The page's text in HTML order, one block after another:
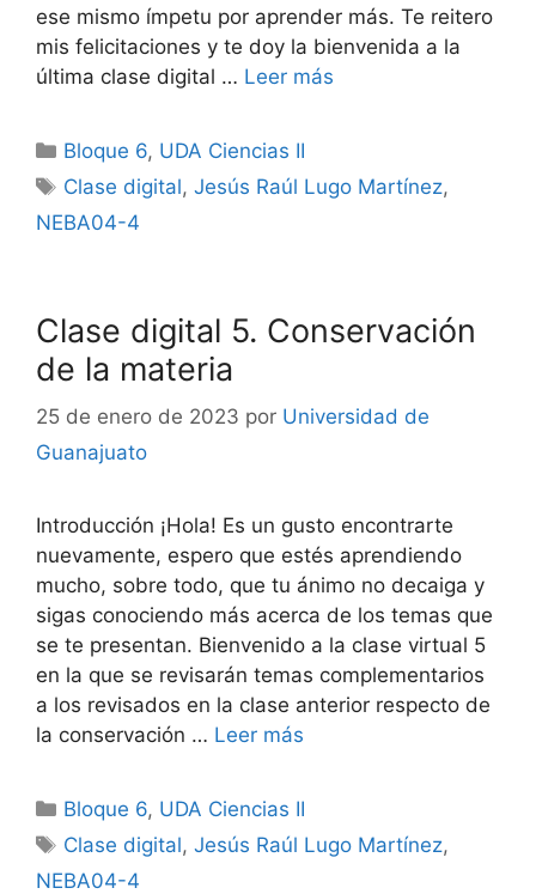
ese mismo ímpetu por aprender más. Te reitero
mis felicitaciones y te doy la bienvenida a la
última clase digital … Leer más
Categorías
Bloque 6, UDA Ciencias II
Etiquetas
Clase digital,Jesús Raúl Lugo Martínez,
NEBA04-4
Clase digital 5. Conservación
de la materia
25 de enero de 2023 por Universidad de
Guanajuato
Introducción ¡Hola! Es un gusto encontrarte
nuevamente, espero que estés aprendiendo
mucho, sobre todo, que tu ánimo no decaiga y
sigas conociendo más acerca de los temas que
se te presentan. Bienvenido a la clase virtual 5
en la que se revisarán temas complementarios
a los revisados en la clase anterior respecto de
la conservación … Leer más
Categorías
Bloque 6, UDA Ciencias II
Etiquetas
Clase digital,Jesús Raúl Lugo Martínez,
NEBA04-4